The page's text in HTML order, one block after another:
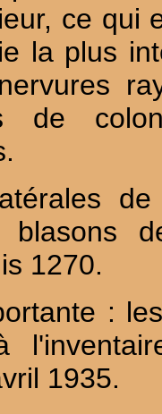
ce qui
la plus
de
blasons
1270.
:
1935.